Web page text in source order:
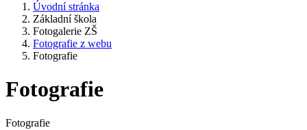
Úvodní stránka
Základní škola
Fotogalerie ZŠ
Fotografie z webu
Fotografie
Fotografie
Fotografie